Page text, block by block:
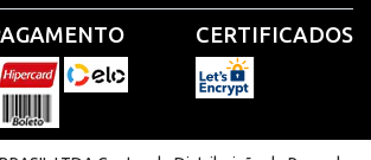
CERTIFICADOS